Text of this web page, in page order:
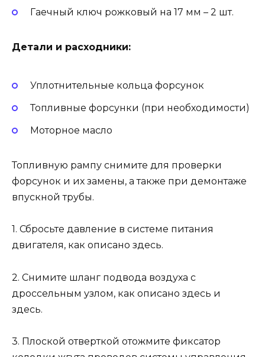
Гаечный ключ рожковый на 17 мм – 2 шт.
Детали и расходники:
Уплотнительные кольца форсунок
Топливные форсунки (при необходимости)
Моторное масло
Топливную рампу снимите для проверки
форсунок и их замены, а также при демонтаже
впускной трубы.
1. Сбросьте давление в системе питания
двигателя, как описано здесь.
2. Снимите шланг подвода воздуха с
дроссельным узлом, как описано здесь и
здесь.
3. Плоской отверткой отожмите фиксатор